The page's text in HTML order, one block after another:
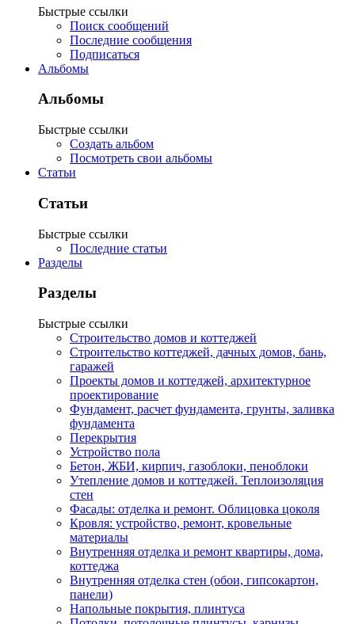
Быстрые ссылки
Поиск сообщений
Последние сообщения
Подписаться
Альбомы
Альбомы
Быстрые ссылки
Создать альбом
Посмотреть свои альбомы
Статьи
Статьи
Быстрые ссылки
Последние статьи
Разделы
Разделы
Быстрые ссылки
Строительство домов и коттеджей
Строительство коттеджей, дачных домов, бань,
гаражей
Проекты домов и коттеджей, архитектурное
проектирование
Фундамент, расчет фундамента, грунты, заливка
фундамента
Перекрытия
Устройство пола
Бетон, ЖБИ, кирпич, газоблоки, пеноблоки
Утепление домов и коттеджей. Теплоизоляция
стен
Фасады: отделка и ремонт. Облицовка цоколя
Кровля: устройство, ремонт, кровельные
материалы
Внутренняя отделка и ремонт квартиры, дома,
коттеджа
Внутренняя отделка стен (обои, гипсокартон,
панели)
Напольные покрытия, плинтуса